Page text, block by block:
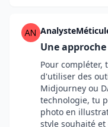
Une
Pour compléter,
d'utiliser des
Midjourney ou
technologie, tu
photo en
style souhaité